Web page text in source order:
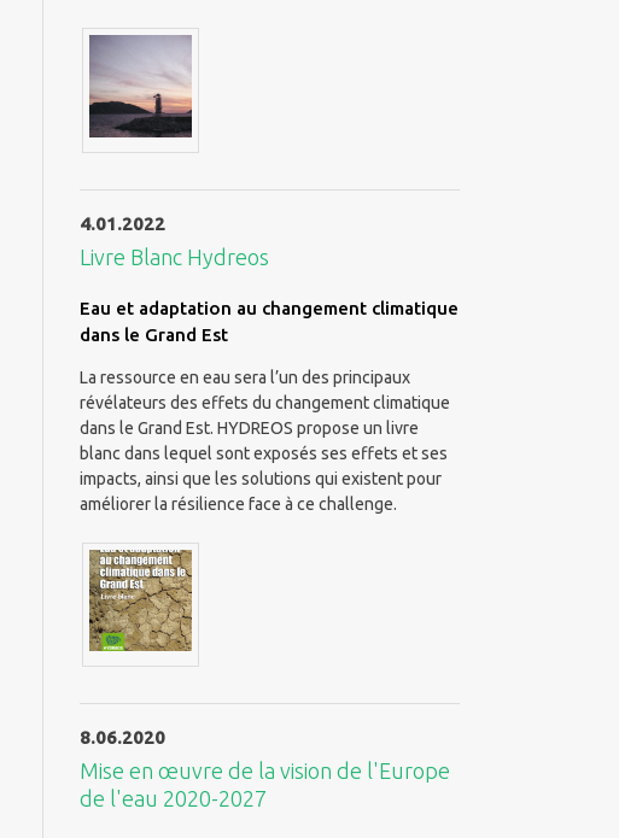
4.01.2022
Livre Blanc Hydreos
Eau et adaptation au changement climatique
dans le Grand Est
La ressource en eau sera l’un des principaux
révélateurs des effets du changement climatique
dans le Grand Est. HYDREOS propose un livre
blanc dans lequel sont exposés ses effets et ses
impacts, ainsi que les solutions qui existent pour
améliorer la résilience face à ce challenge.
8.06.2020
Mise en œuvre de la vision de l'Europe
de l'eau 2020-2027